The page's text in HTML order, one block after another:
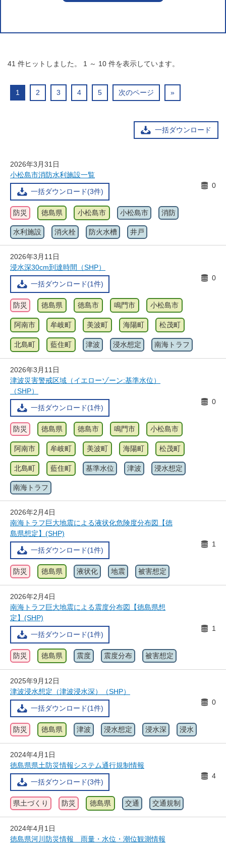
41 件ヒットしました。 1 ～ 10 件を表示しています。
1 2 3 4 5 次のページ »
一括ダウンロード
2026年3月31日
小松島市消防水利施設一覧
一括ダウンロード(3件)
0
防災 徳島県 小松島市 小松島市 消防
水利施設 消火栓 防火水槽 井戸
2026年3月11日
浸水深30cm到達時間（SHP）
一括ダウンロード(1件)
0
防災 徳島県 徳島市 鳴門市 小松島市
阿南市 牟岐町 美波町 海陽町 松茂町
北島町 藍住町 津波 浸水想定 南海トラフ
2026年3月11日
津波災害警戒区域（イエローゾーン:基準水位）
（SHP）
一括ダウンロード(1件)
0
防災 徳島県 徳島市 鳴門市 小松島市
阿南市 牟岐町 美波町 海陽町 松茂町
北島町 藍住町 基準水位 津波 浸水想定
南海トラフ
2026年2月4日
南海トラフ巨大地震による液状化危険度分布図【徳
島県想定】(SHP)
一括ダウンロード(1件)
1
防災 徳島県 液状化 地震 被害想定
2026年2月4日
南海トラフ巨大地震による震度分布図【徳島県想
定】(SHP)
一括ダウンロード(1件)
1
防災 徳島県 震度 震度分布 被害想定
2025年9月12日
津波浸水想定（津波浸水深）（SHP）
一括ダウンロード(1件)
0
防災 徳島県 津波 浸水想定 浸水深 浸水
2024年4月1日
徳島県県土防災情報システム通行規制情報
一括ダウンロード(3件)
4
県土づくり 防災 徳島県 交通 交通規制
2024年4月1日
徳島県河川防災情報 雨量・水位・潮位観測情報